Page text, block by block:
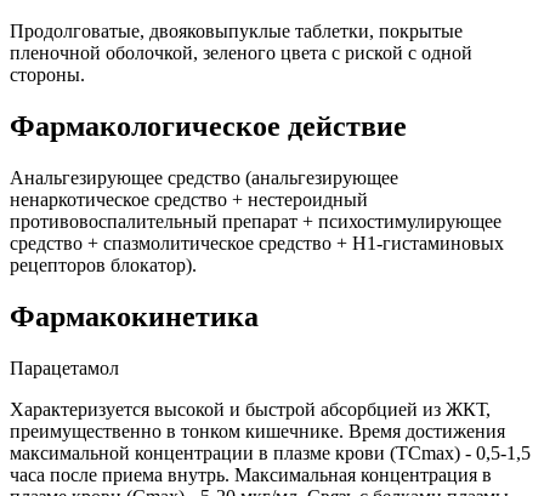
Продолговатые, двояковыпуклые таблетки, покрытые
пленочной оболочкой, зеленого цвета с риской с одной
стороны.
Фармакологическое действие
Анальгезирующее средство (анальгезирующее
ненаркотическое средство + нестероидный
противовоспалительный препарат + психостимулирующее
средство + спазмолитическое средство + H1-гистаминовых
рецепторов блокатор).
Фармакокинетика
Парацетамол
Характеризуется высокой и быстрой абсорбцией из ЖКТ,
преимущественно в тонком кишечнике. Время достижения
максимальной концентрации в плазме крови (ТСmах) - 0,5-1,5
часа после приема внутрь. Максимальная концентрация в